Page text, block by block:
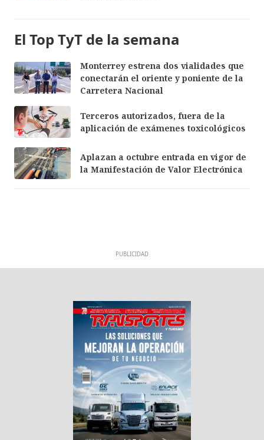
El Top TyT de la semana
Monterrey estrena dos vialidades que
conectarán el oriente y poniente de la
Carretera Nacional
Terceros autorizados, fuera de la
aplicación de exámenes toxicológicos
Aplazan a octubre entrada en vigor de
la Manifestación de Valor Electrónica
PUBLICIDAD